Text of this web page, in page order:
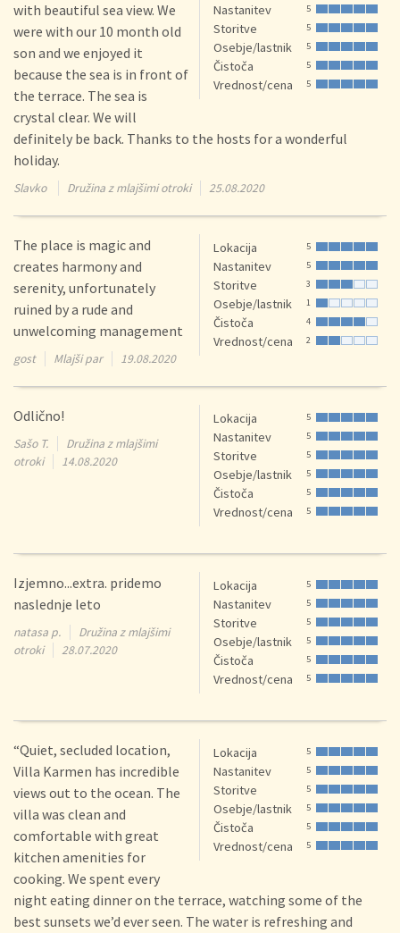
Nastanitev 5
Storitve 5
Osebje/lastnik 5
Čistoča 5
Vrednost/cena 5
with beautiful sea view. We
were with our 10 month old
son and we enjoyed it
because the sea is in front of
the terrace. The sea is
crystal clear. We will
definitely be back. Thanks to the hosts for a wonderful
holiday.
Slavko Družina z mlajšimi otroki 25.08.2020
Lokacija 5
Nastanitev 5
Storitve 3
Osebje/lastnik 1
Čistoča 4
Vrednost/cena 2
The place is magic and
creates harmony and
serenity, unfortunately
ruined by a rude and
unwelcoming management
gost Mlajši par 19.08.2020
Lokacija 5
Nastanitev 5
Storitve 5
Osebje/lastnik 5
Čistoča 5
Vrednost/cena 5
Odlično!
Sašo T.
Družina z mlajšimi
otroki
14.08.2020
Lokacija 5
Nastanitev 5
Storitve 5
Osebje/lastnik 5
Čistoča 5
Vrednost/cena 5
Izjemno...extra. pridemo
naslednje leto
natasa p.
Družina z mlajšimi
otroki
28.07.2020
Lokacija 5
Nastanitev 5
Storitve 5
Osebje/lastnik 5
Čistoča 5
Vrednost/cena 5
“Quiet, secluded location,
Villa Karmen has incredible
views out to the ocean. The
villa was clean and
comfortable with great
kitchen amenities for
cooking. We spent every
night eating dinner on the terrace, watching some of the
best sunsets we’d ever seen. The water is refreshing and